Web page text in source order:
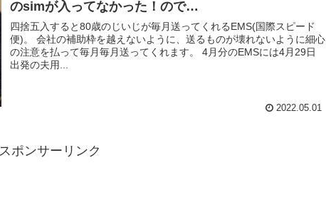
のsimが入ってなかった！ので…
四捨五入すると80歳のじいじが毎月送ってくれるEMS(国際スピード
便)。 会社の補助枠を越えないように、送るものが壊れないように細心
の注意を払って毎月毎月送ってくれます。 4月分のEMSには4月29日
出発の夫用...
2022.05.01
スポンサーリンク